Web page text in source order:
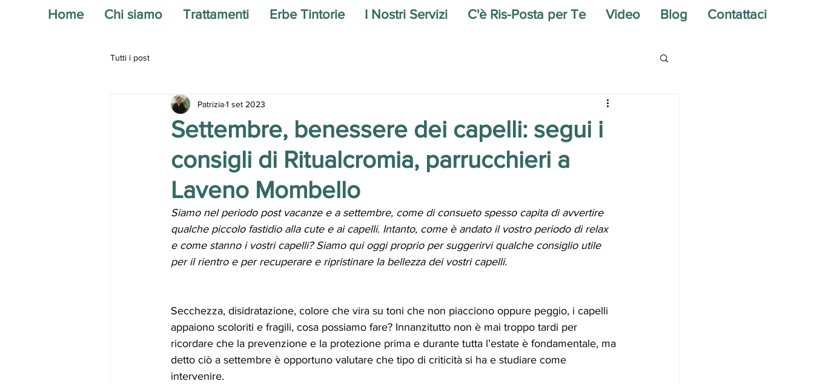
Home Chi siamo Trattamenti Erbe Tintorie I Nostri Servizi C'è Ris-Posta per Te Video Blog Contattaci
Tutti i post
Settembre, benessere dei capelli: segui i
consigli di Ritualcromia, parrucchieri a
Laveno Mombello
Patrizia1 set 2023
Siamo nel periodo post vacanze e a settembre, come di consueto spesso capita di avvertire
qualche piccolo fastidio alla cute e ai capelli. Intanto, come è andato il vostro periodo di relax
e come stanno i vostri capelli? Siamo qui oggi proprio per suggerirvi qualche consiglio utile
per il rientro e per recuperare e ripristinare la bellezza dei vostri capelli.
Secchezza, disidratazione, colore che vira su toni che non piacciono oppure peggio, i capelli
appaiono scoloriti e fragili, cosa possiamo fare? Innanzitutto non è mai troppo tardi per
ricordare che la prevenzione e la protezione prima e durante tutta l’estate è fondamentale, ma
detto ciò a settembre è opportuno valutare che tipo di criticità si ha e studiare come
intervenire.